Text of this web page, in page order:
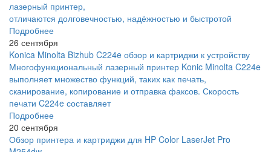
лазерный принтер,
отличаются долговечностью, надёжностью и быстротой
Подробнее
26 сентября
Konica Minolta Bizhub C224e обзор и картриджи к устройству
Многофункциональный лазерный принтер Konic Minolta C224e
выполняет множество функций, таких как печать,
сканирование, копирование и отправка факсов. Скорость
печати C224e составляет
Подробнее
20 сентября
Обзор принтера и картриджи для HP Color LaserJet Pro